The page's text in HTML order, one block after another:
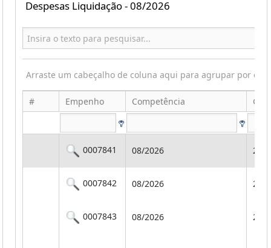
Despesas Liquidação - 08/2026
Arraste um cabeçalho de coluna aqui para agrupar por
# Empenho Competência
0007841 08/2026
0007842 08/2026
0007843 08/2026